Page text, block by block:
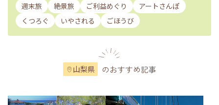
週末旅 絶景旅 ご利益めぐり
アートさんぽ
くつろぐ
いやされる ごほうび
山梨県 のおすすめ記事